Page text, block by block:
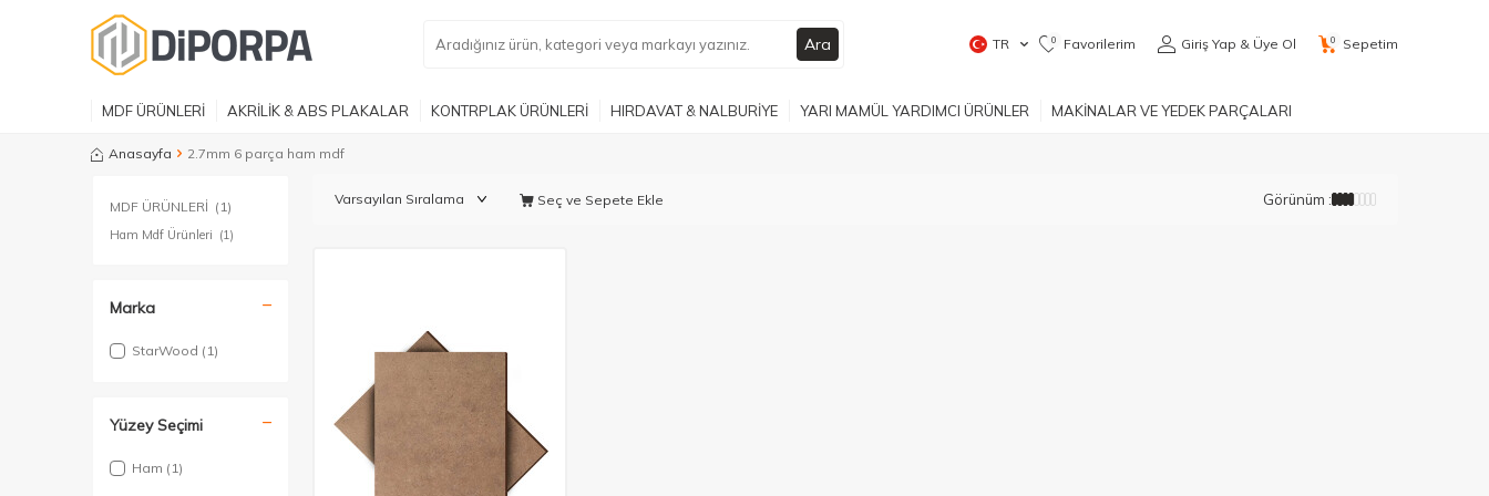
Ara TR 0 Favorilerim Giriş Yap & Üye Ol 0 Sepetim
MDF ÜRÜNLERİ AKRİLİK & ABS PLAKALAR KONTRPLAK ÜRÜNLERİ HIRDAVAT & NALBURİYE YARI MAMÜL YARDIMCI ÜRÜNLER MAKİNALAR VE YEDEK PARÇALARI
Anasayfa 2.7mm 6 parça ham mdf
MDF ÜRÜNLERİ (1)
Ham Mdf Ürünleri (1)
Marka
StarWood (1)
Yüzey Seçimi
Ham (1)
Seç ve Sepete Ekle Görünüm :